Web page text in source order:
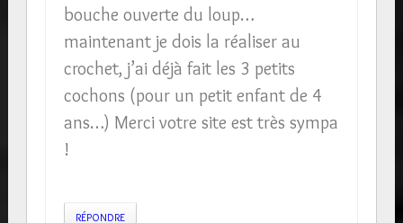
bouche ouverte du loup…
maintenant je dois la réaliser au
crochet, j’ai déjà fait les 3 petits
cochons (pour un petit enfant de 4
ans…) Merci votre site est très sympa
!
RÉPONDRE